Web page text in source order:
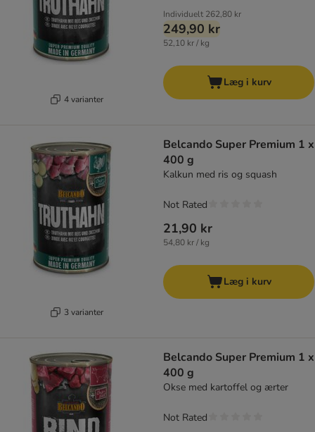
4 varianter
Individuelt 262,80 kr
249,90 kr
52,10 kr / kg
Læg i kurv
3 varianter
Belcando Super Premium 1 x
400 g
Kalkun med ris og squash
21,90 kr
54,80 kr / kg
Not Rated
Læg i kurv
Belcando Super Premium 1 x
400 g
Okse med kartoffel og ærter
Not Rated